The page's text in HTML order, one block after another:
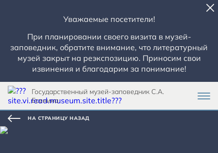
Уважаемые посетители!
При планировании своего визита в музей-
заповедник, обратите внимание, что литературный
музей закрыт на реэкспозицию. Приносим свои
извинения и благодарим за понимание!
Государственный музей-заповедник С.А.
Есенина
НА СТРАНИЦУ НАЗАД